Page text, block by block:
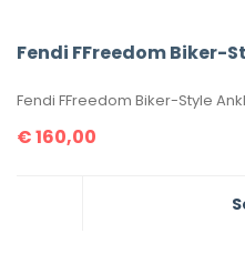
Fendi FFreedom Biker-
€160,00